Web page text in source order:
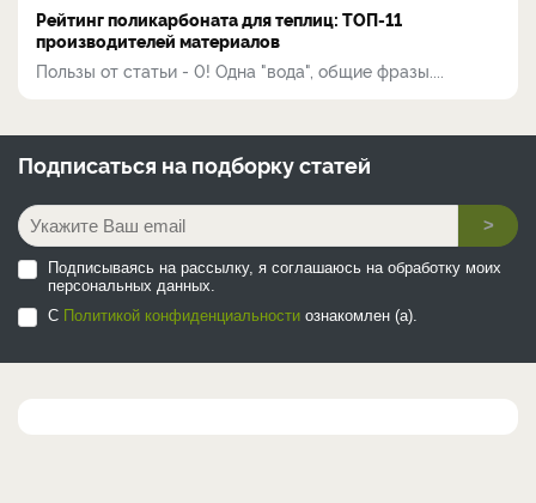
Рейтинг поликарбоната для теплиц: ТОП-11
производителей материалов
Пользы от статьи - 0! Одна "вода", общие фразы....
Подписаться на подборку статей
>
Подписываясь на рассылку, я соглашаюсь на обработку моих
персональных данных.
С Политикой конфиденциальности ознакомлен (а).